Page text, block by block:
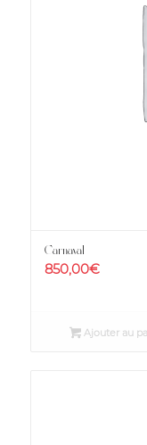
Carnaval
850,00€
Ajouter au